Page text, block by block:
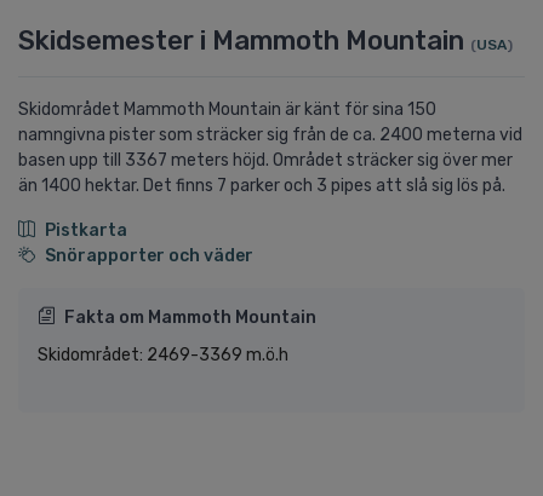
Skidsemester i Mammoth Mountain (USA)
Skidområdet Mammoth Mountain är känt för sina 150
namngivna pister som sträcker sig från de ca. 2400 meterna vid
basen upp till 3367 meters höjd. Området sträcker sig över mer
än 1400 hektar. Det finns 7 parker och 3 pipes att slå sig lös på.
Pistkarta
Snörapporter och väder
Fakta om Mammoth Mountain
Skidområdet: 2469-3369 m.ö.h